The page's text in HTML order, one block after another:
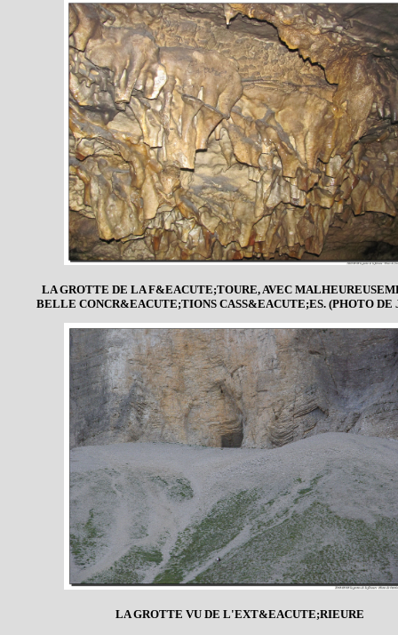
LA GROTTE DE LA F&EACUTE;TOURE, AVEC
BELLE CONCR&EACUTE;TIONS CASS&EACUTE;ES. (PHOTO DE
LA GROTTE VU DE L'EXT&EACUTE;RIEURE